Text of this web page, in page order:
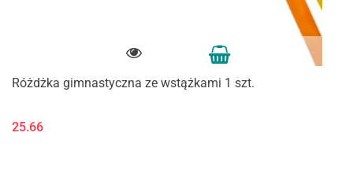
Różdżka gimnastyczna ze wstążkami 1 szt.
25.66